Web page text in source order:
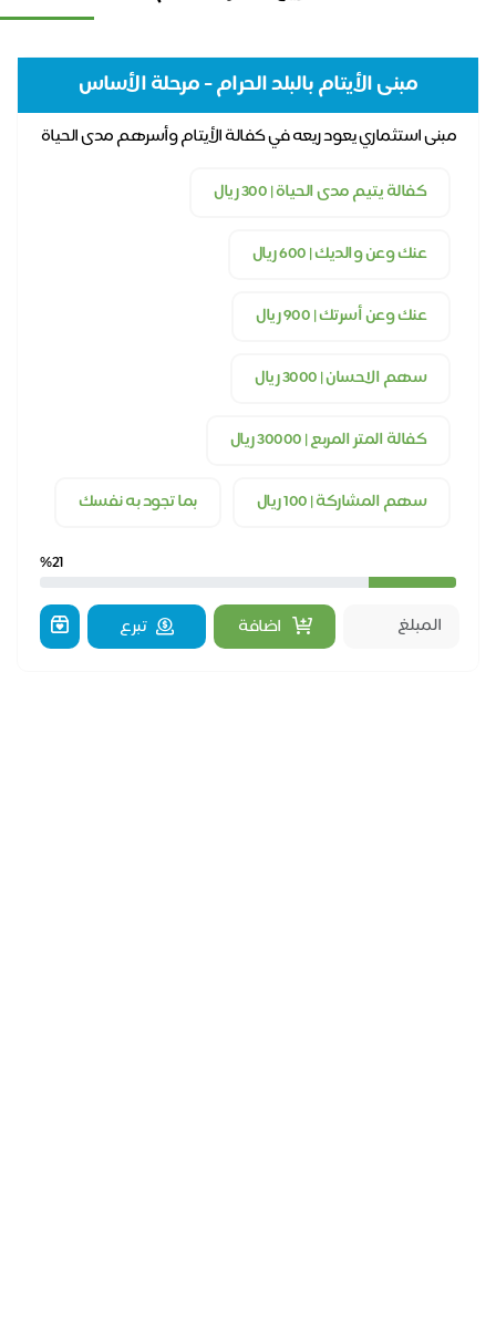
مبنى الأيتام بالبلد الحرام - مرحلة الأساس
مبنى استثماري يعود ريعه في كفالة الأيتام وأسرهم مدى الحياة
كفالة يتيم مدى الحياة | 300 ريال
عنك وعن والديك | 600 ريال
عنك وعن أسرتك | 900 ريال
سهم الاحسان | 3000 ريال
كفالة المتر المربع | 30000 ريال
سهم المشاركة | 100 ريال بما تجود به نفسك
اضافة تبرع